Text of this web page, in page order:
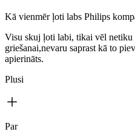
Kā vienmēr ļoti labs Philips
Visu skuj ļoti labi, tikai vēl netiku
griešanai,nevaru saprast kā to
apierināts.
Plusi
Par